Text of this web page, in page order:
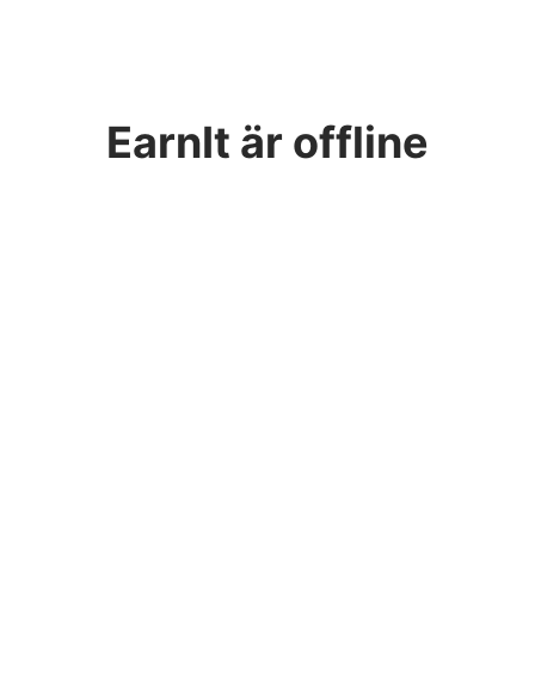
EarnIt är offline